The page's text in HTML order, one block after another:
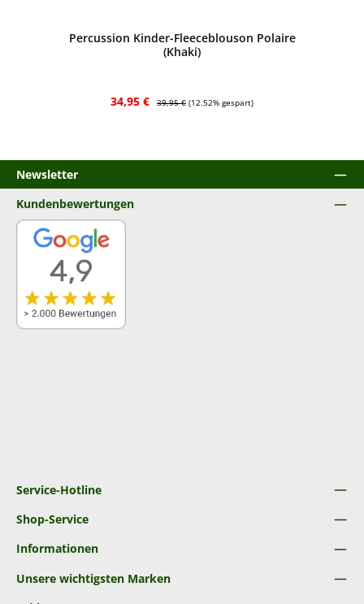
Percussion Kinder-Fleeceblouson Polaire
(Khaki)
Verkaufspreis:
34,95 € Regulärer Preis:
39,95 € (12.52% gespart)
Newsletter
Service-Hotline
Shop-Service
Informationen
Unsere wichtigsten Marken
Kundenbewertungen